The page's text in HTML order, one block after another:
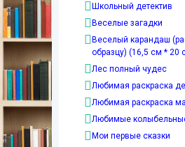
Школьный детектив
Веселые загадки
Веселый карандаш
образцу) (16,5 см * 20
Лес полный чудес
Любимая раскраска
Любимая раскраска
Любимые
Мои первые сказки